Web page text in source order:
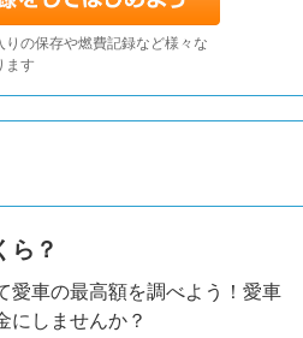
りの保存や燃費記録など様々な
ます
ら？
愛車の最高額を調べよう！愛車
にしませんか？